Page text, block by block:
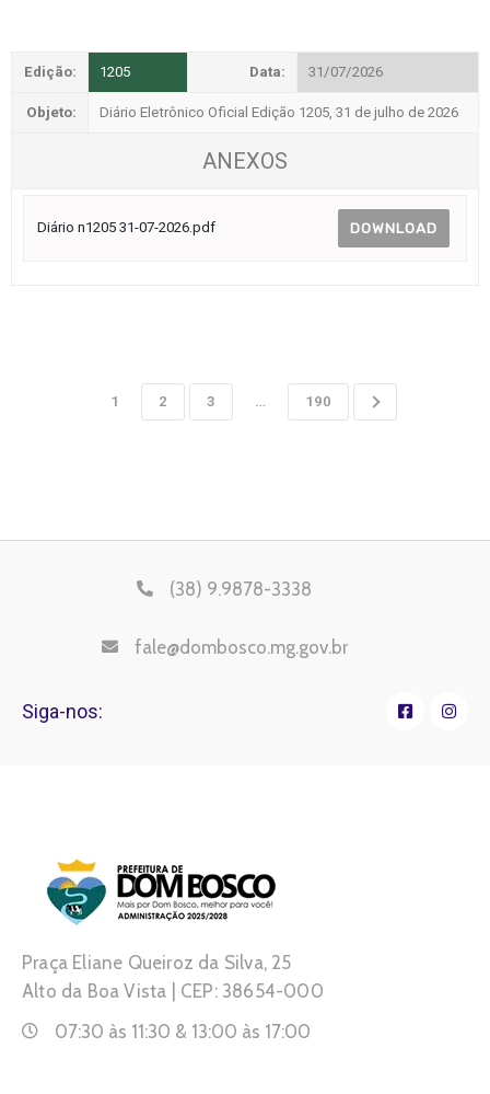
Edição: 1205 Data: 31/07/2026
Objeto: Diário Eletrônico Oficial Edição 1205, 31 de julho de 2026
ANEXOS
Diário n1205 31-07-2026.pdf DOWNLOAD
1 2 3 … 190
(38) 9.9878-3338
fale@dombosco.mg.gov.br
Siga-nos:
Praça Eliane Queiroz da Silva, 25
Alto da Boa Vista | CEP: 38654-000
07:30 às 11:30 & 13:00 às 17:00